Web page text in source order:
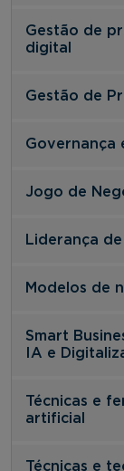
Gestão de
digital
Gestão de
Governança
Jogo de
Liderança
Modelos de
Smart
IA e
Técnicas e
artificial
Técnicas e